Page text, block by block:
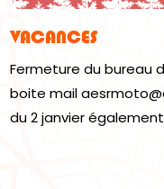
VACANCES
Fermeture du bureau
boite mail
du 2 janvier